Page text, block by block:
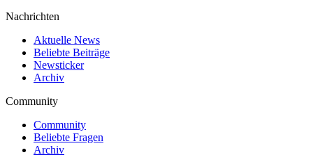
Nachrichten
Aktuelle News
Beliebte Beiträge
Newsticker
Archiv
Community
Community
Beliebte Fragen
Archiv